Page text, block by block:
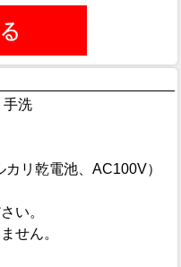
洗
リ乾電池、AC100V）
い。
せん。